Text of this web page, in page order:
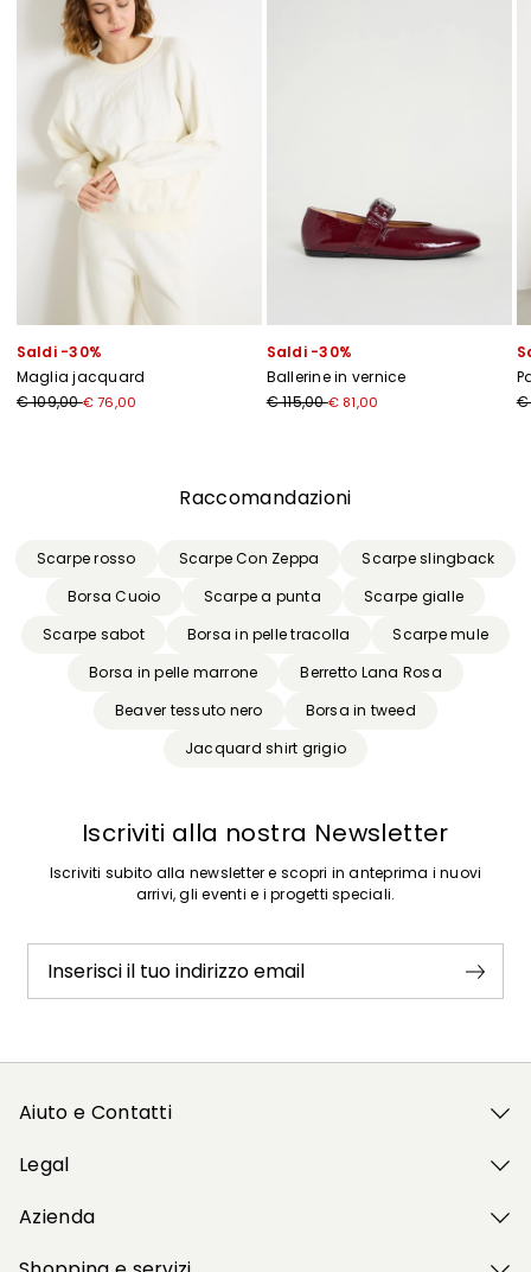
Saldi -30%
Maglia jacquard
€ 109,00€ 76,00
Saldi -30%
Ballerine in vernice
€ 115,00€ 81,00
€
Raccomandazioni
Scarpe rosso Scarpe Con Zeppa
Scarpe slingback
Borsa Cuoio
Scarpe a punta
Scarpe gialle
Scarpe sabot
Borsa in pelle tracolla
Scarpe mule
Borsa in pelle marrone
Berretto Lana Rosa
Beaver tessuto nero
Borsa in tweed
Jacquard shirt grigio
Iscriviti alla nostra Newsletter
Iscriviti subito alla newsletter e scopri in anteprima i nuovi
arrivi, gli eventi e i progetti speciali.
Inserisci il tuo indirizzo email
Aiuto e Contatti
Legal
Azienda